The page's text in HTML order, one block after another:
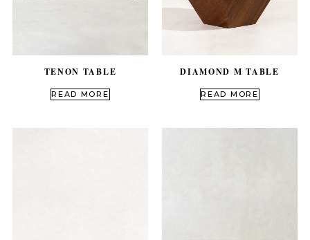
DIAMOND M TABLE
READ MORE
TENON TABLE
READ MORE